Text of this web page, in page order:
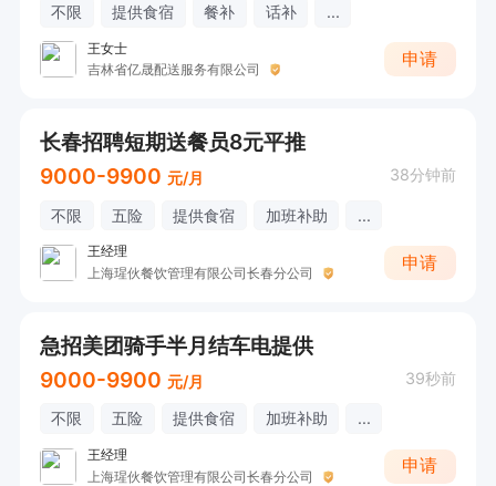
不限 提供食宿 餐补 话补 ...
王女士
吉林省亿晟配送服务有限公司
申请
长春招聘短期送餐员8元平推
9000-9900 元/月 38分钟前
不限 五险 提供食宿 加班补助 ...
王经理
上海瑆伙餐饮管理有限公司长春分公司
申请
急招美团骑手半月结车电提供
9000-9900 元/月 39秒前
不限 五险 提供食宿 加班补助 ...
王经理
上海瑆伙餐饮管理有限公司长春分公司
申请